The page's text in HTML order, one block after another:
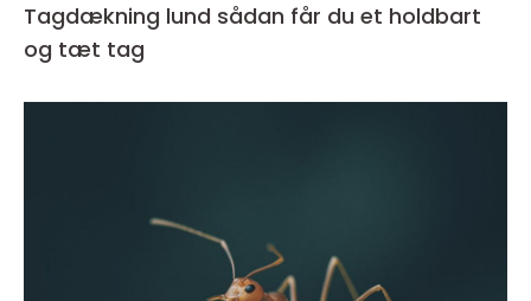
Tagdækning lund sådan får du et holdbart
og tæt tag